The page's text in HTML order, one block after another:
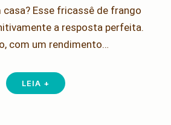
casa? Esse fricassê de frango
a resposta perfeita.
com um rendimento…
LEIA +